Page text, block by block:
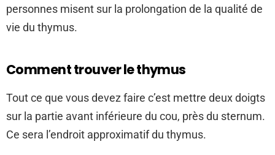
personnes misent sur la prolongation de la qualité de
vie du thymus.
Comment trouver le thymus
Tout ce que vous devez faire c’est mettre deux doigts
sur la partie avant inférieure du cou, près du sternum.
Ce sera l’endroit approximatif du thymus.